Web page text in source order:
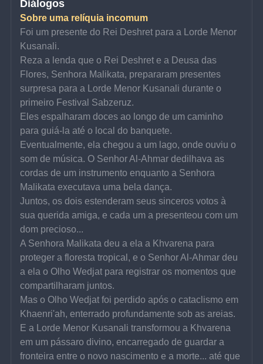
Diálogos
Sobre uma relíquia incomum
Foi um presente do Rei Deshret para a Lorde Menor
Kusanali.
Reza a lenda que o Rei Deshret e a Deusa das
Flores, Senhora Malikata, prepararam presentes
surpresa para a Lorde Menor Kusanali durante o
primeiro Festival Sabzeruz.
Eles espalharam doces ao longo de um caminho
para guiá-la até o local do banquete.
Eventualmente, ela chegou a um lago, onde ouviu o
som de música. O Senhor Al-Ahmar dedilhava as
cordas de um instrumento enquanto a Senhora
Malikata executava uma bela dança.
Juntos, os dois estenderam seus sinceros votos à
sua querida amiga, e cada um a presenteou com um
dom precioso...
A Senhora Malikata deu a ela a Khvarena para
proteger a floresta tropical, e o Senhor Al-Ahmar deu
a ela o Olho Wedjat para registrar os momentos que
compartilharam juntos.
Mas o Olho Wedjat foi perdido após o cataclismo em
Khaenri'ah, enterrado profundamente sob as areias.
E a Lorde Menor Kusanali transformou a Khvarena
em um pássaro divino, encarregado de guardar a
fronteira entre o novo nascimento e a morte... até que